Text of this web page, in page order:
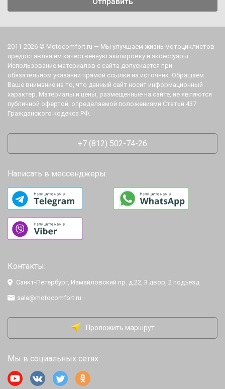
2011-2026 © Motocomfort.ru — Мы улучшаем жизнь мотоциклистов
предоставляя им качественную экипировку и аксессуары.
Использование материалов с сайта допускается при
обязательном указании прямой ссылки на источник. Обращаем
Ваше внимание на то, что данный сайт носит информационный
характер. Материалы и цены, размещенные на сайте, не являются
публичной офертой, определяемой положениями Статьи 437
Гражданского кодекса РФ.
+7 (812) 502-74-26
Написать в мессенджеры:
Контакты:
Санкт-Петербург, Измайловский пр. д.22, 3 двор, 2 подъезд
sale@motocomfort.ru
Проложить маршрут
Мы в социальных сетях: